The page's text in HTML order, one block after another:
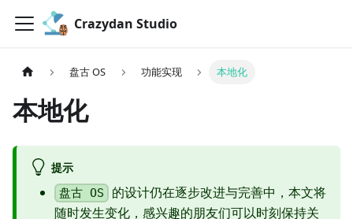
Crazydan Studio
盘古 OS 功能实现 本地化
本地化
提示
盘古 OS
的设计仍在逐步改进与完善中，本文将
随时发生变化，感兴趣的朋友们可以时刻保持关